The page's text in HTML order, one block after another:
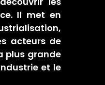
Il met en
acteurs de
plus grande
et le